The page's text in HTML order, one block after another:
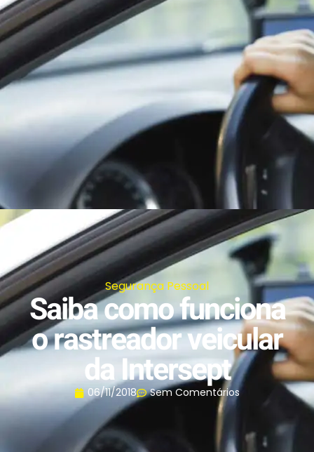
Segurança Pessoal
Saiba como funciona
o rastreador veicular
da Intersept
06/11/2018 Sem Comentários